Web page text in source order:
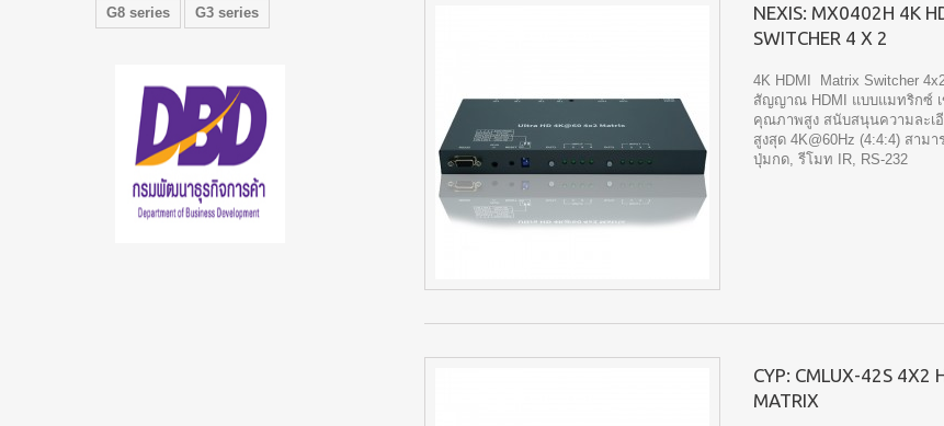
G8 series
G3 series
NEXIS: MX0402H 4K
SWITCHER 4 X 2
4K HDMI Matrix Switcher
สัญญาณ HDMI แบบแมทริกซ์ เ
คุณภาพสูง สนับสนุนความละเ
สูงสุด 4K@60Hz (4:4:4) สาม
ปุ่มกด, รีโมท IR, RS-232
CYP: CMLUX-42S 4X2
MATRIX